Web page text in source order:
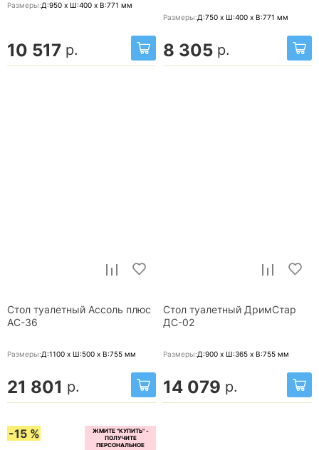
Размеры:Д:950 x Ш:400 x В:771 мм
10 517 р.
Размеры:Д:750 x Ш:400 x В:771 мм
8 305 р.
Стол туалетный Ассоль плюс
АС-36
Размеры:Д:1100 x Ш:500 x В:755 мм
21 801 р.
Стол туалетный ДримСтар
ДС-02
Размеры:Д:900 x Ш:365 x В:755 мм
14 079 р.
-15 %